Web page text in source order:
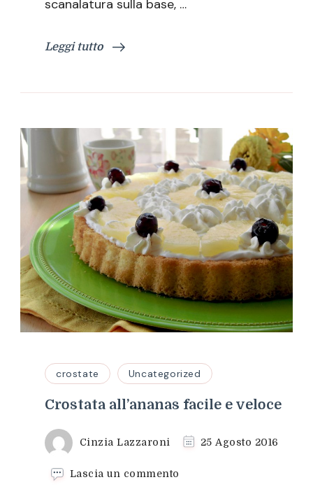
scanalatura sulla base, …
Leggi tutto
crostate Uncategorized
Crostata all’ananas facile e veloce
Cinzia Lazzaroni 25 Agosto 2016
Lascia un commento